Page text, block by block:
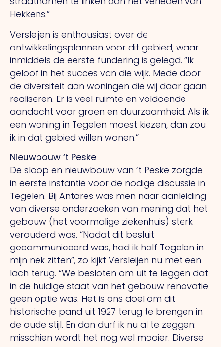
Hekkens.”
Versleijen is enthousiast over de
ontwikkelingsplannen voor dit gebied, waar
inmiddels de eerste fundering is gelegd. “Ik
geloof in het succes van die wijk. Mede door
de diversiteit aan woningen die wij daar gaan
realiseren. Er is veel ruimte en voldoende
aandacht voor groen en duurzaamheid. Als ik
een woning in Tegelen moest kiezen, dan zou
ik in dat gebied willen wonen.”
Nieuwbouw ‘t Peske
De sloop en nieuwbouw van ‘t Peske zorgde
in eerste instantie voor de nodige discussie in
Tegelen. Bij Antares was men naar aanleiding
van diverse onderzoeken van mening dat het
gebouw (het voormalige ziekenhuis) sterk
verouderd was. “Nadat dit besluit
gecommuniceerd was, had ik half Tegelen in
mijn nek zitten”, zo kijkt Versleijen nu met een
lach terug. “We besloten om uit te leggen dat
in de huidige staat van het gebouw renovatie
geen optie was. Het is ons doel om dit
historische pand uit 1927 terug te brengen in
de oude stijl. En dan durf ik nu al te zeggen:
misschien wordt het nog wel mooier. Diverse